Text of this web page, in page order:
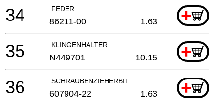
FEDER +
34 86211-00 1.63
KLINGENHALTER +
35 N449701 10.15
SCHRAUBENZIEHERBIT +
36 607904-22 1.63